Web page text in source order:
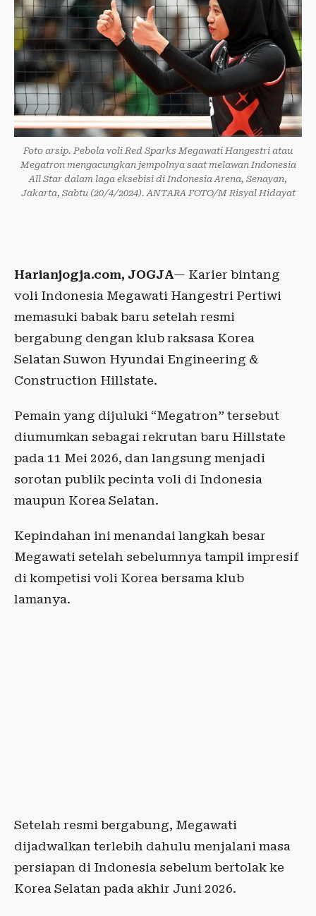
Foto arsip. Pebola voli Red Sparks Megawati Hangestri atau
Megatron mengacungkan jempolnya saat melawan Indonesia
All Star dalam laga eksebisi di Indonesia Arena, Senayan,
Jakarta, Sabtu (20/4/2024). ANTARA FOTO/M Risyal Hidayat
Harianjogja.com, JOGJA— Karier bintang
voli Indonesia Megawati Hangestri Pertiwi
memasuki babak baru setelah resmi
bergabung dengan klub raksasa Korea
Selatan Suwon Hyundai Engineering &
Construction Hillstate.
Pemain yang dijuluki “Megatron” tersebut
diumumkan sebagai rekrutan baru Hillstate
pada 11 Mei 2026, dan langsung menjadi
sorotan publik pecinta voli di Indonesia
maupun Korea Selatan.
Kepindahan ini menandai langkah besar
Megawati setelah sebelumnya tampil impresif
di kompetisi voli Korea bersama klub
lamanya.
Setelah resmi bergabung, Megawati
dijadwalkan terlebih dahulu menjalani masa
persiapan di Indonesia sebelum bertolak ke
Korea Selatan pada akhir Juni 2026.